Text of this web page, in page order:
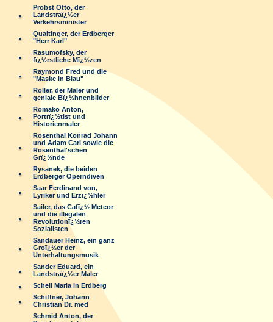
Probst Otto, der
Landstraï¿½er
Verkehrsminister
Qualtinger, der Erdberger
"Herr Karl"
Rasumofsky, der
fï¿½rstliche Mï¿½zen
Raymond Fred und die
"Maske in Blau"
Roller, der Maler und
geniale Bï¿½hnenbilder
Romako Anton,
Portrï¿½tist und
Historienmaler
Rosenthal Konrad Johann
und Adam Carl sowie die
Rosenthal'schen
Grï¿½nde
Rysanek, die beiden
Erdberger Operndiven
Saar Ferdinand von,
Lyriker und Erzï¿½hler
Sailer, das Cafï¿½ Meteor
und die illegalen
Revolutionï¿½ren
Sozialisten
Sandauer Heinz, ein ganz
Groï¿½er der
Unterhaltungsmusik
Sander Eduard, ein
Landstraï¿½er Maler
Schell Maria in Erdberg
Schiffner, Johann
Christian Dr. med
Schmid Anton, der